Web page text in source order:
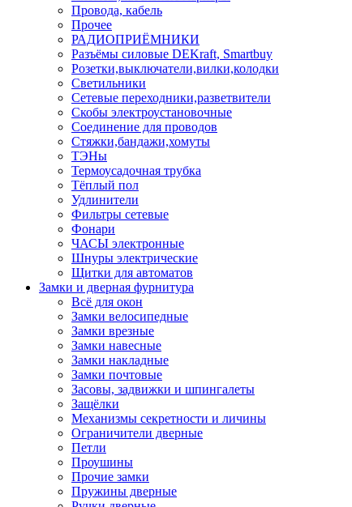
Провода, кабель
Прочее
РАДИОПРИЁМНИКИ
Разъёмы силовые DEKraft, Smartbuy
Розетки,выключатели,вилки,колодки
Светильники
Сетевые переходники,разветвители
Скобы электроустановочные
Соединение для проводов
Стяжки,бандажи,хомуты
ТЭНы
Термоусадочная трубка
Тёплый пол
Удлинители
Фильтры сетевые
Фонари
ЧАСЫ электронные
Шнуры электрические
Щитки для автоматов
Замки и дверная фурнитура
Всё для окон
Замки велосипедные
Замки врезные
Замки навесные
Замки накладные
Замки почтовые
Засовы, задвижки и шпингалеты
Защёлки
Механизмы секретности и личины
Ограничители дверные
Петли
Проушины
Прочие замки
Пружины дверные